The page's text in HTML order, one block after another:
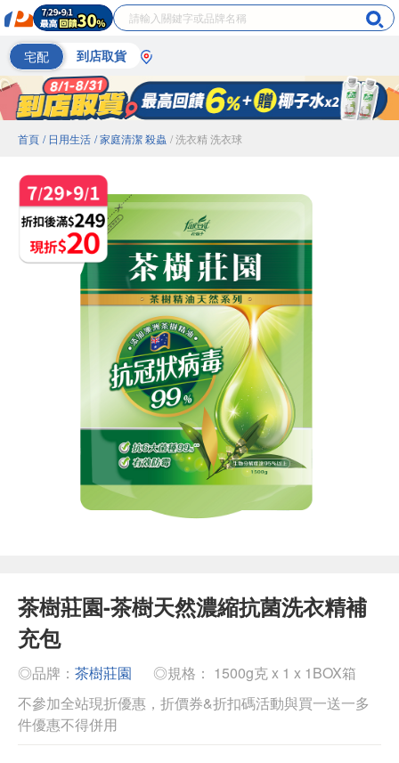
宅配 到店取貨
首頁 / 日用生活 / 家庭清潔 殺蟲 / 洗衣精 洗衣球
茶樹莊園-茶樹天然濃縮抗菌洗衣精補
充包
◎品牌： 茶樹莊園
◎規格： 1500g克 x 1 x 1BOX箱
不參加全站現折優惠，折價券&折扣碼活動與買一送一多
件優惠不得併用